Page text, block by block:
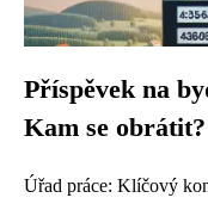
Příspěvek na
Kam se obrátit?
Úřad práce: Klíčový